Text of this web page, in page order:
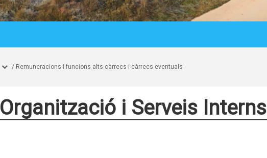
/ Remuneracions i funcions alts càrrecs i càrrecs eventuals
Organització i Serveis Interns